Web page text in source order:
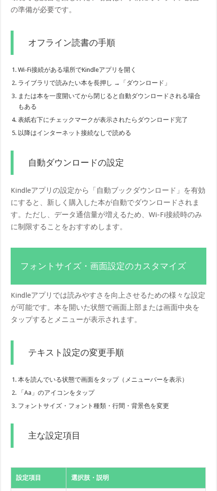
の準備が必要です。
オフライン読書の手順
Wi-Fi接続がある場所でKindleアプリを開く
ライブラリで読みたい本を長押し →「ダウンロード」
または本を一度開いてから閉じると自動ダウンロードされる場合
もある
表紙右下にチェックマークが表示されたらダウンロード完了
以降はインターネット接続なしで読める
自動ダウンロードの設定
Kindleアプリの設定から「自動ブックダウンロード」を有効
にすると、新しく購入した本が自動でダウンロードされま
す。ただし、データ通信量が増えるため、Wi-Fi接続時のみ
に制限することをおすすめします。
フォントサイズ・画面設定のカスタマイズ
Kindleアプリでは読みやすさを向上させるための様々な設定
が可能です。本を開いた状態で画面上部または画面中央を
タップするとメニューが表示されます。
テキスト設定の変更手順
本を読んでいる状態で画面をタップ（メニューバーを表示）
「Aa」のアイコンをタップ
フォントサイズ・フォント種類・行間・背景色を変更
主な設定項目
設定項目 選択肢・説明